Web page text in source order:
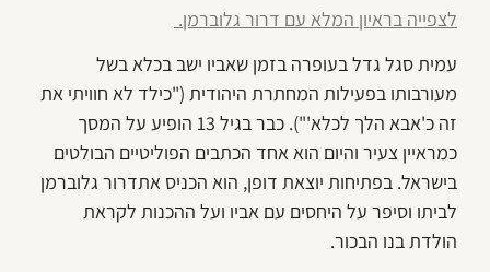
לצפייה בראיון המלא עם דרור גלוברמן.
עמית סגל גדל בעופרה בזמן שאביו ישב בכלא בשל
מעורבותו בפעילות המחתרת היהודית ("כילד לא חוויתי את
זה כ'אבא הלך לכלא'"). כבר בגיל 13 הופיע על המסך
כמראיין צעיר והיום הוא אחד הכתבים הפוליטיים הבולטים
בישראל. בפתיחות יוצאת דופן, הוא הכניס אתדרור גלוברמן
לביתו וסיפר על היחסים עם אביו ועל ההכנות לקראת
הולדת בנו הבכור.